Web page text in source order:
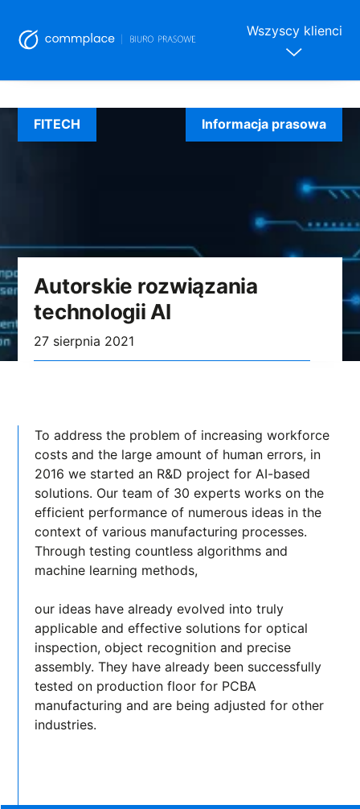
to
content
Wszyscy klienci
Autorskie rozwiązania
technologii AI
27 sierpnia 2021
FITECH Informacja prasowa
To address the problem of increasing workforce
costs and the large amount of human errors, in
2016 we started an R&D project for AI-based
solutions. Our team of 30 experts works on the
efficient performance of numerous ideas in the
context of various manufacturing processes.
Through testing countless algorithms and
machine learning methods,
our ideas have already evolved into truly
applicable and effective solutions for optical
inspection, object recognition and precise
assembly. They have already been successfully
tested on production floor for PCBA
manufacturing and are being adjusted for other
industries.